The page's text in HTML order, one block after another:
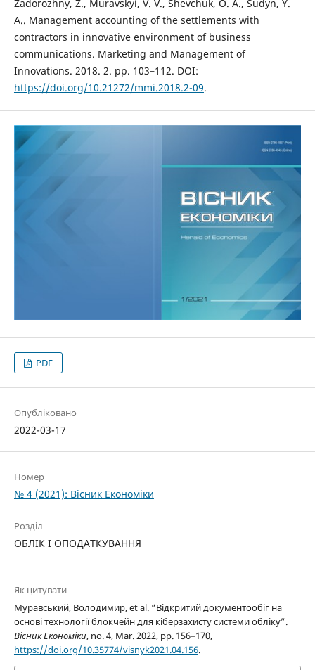
Zadorozhny, Z., Muravskyi, V. V., Shevchuk, O. A., Sudyn, Y.
A.. Management accounting of the settlements with
contractors in innovative environment of business
communications. Marketing and Management of
Innovations. 2018. 2. рр. 103–112. DOI:
https://doi.org/10.21272/mmi.2018.2-09.
PDF
Опубліковано
2022-03-17
Номер
№ 4 (2021): Вісник Економіки
Розділ
ОБЛІК І ОПОДАТКУВАННЯ
Як цитувати
Муравський, Володимир, et al. “Відкритий документообіг на
основі технології блокчейн для кіберзахисту системи обліку”.
Вісник Економіки, no. 4, Mar. 2022, pp. 156–170,
https://doi.org/10.35774/visnyk2021.04.156.